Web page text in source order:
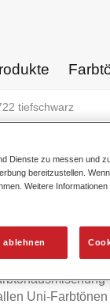
tiefschwarz
Uni-
Dienste zu messen und
bereitzustellen.
Weitere Informationen
ablehnen